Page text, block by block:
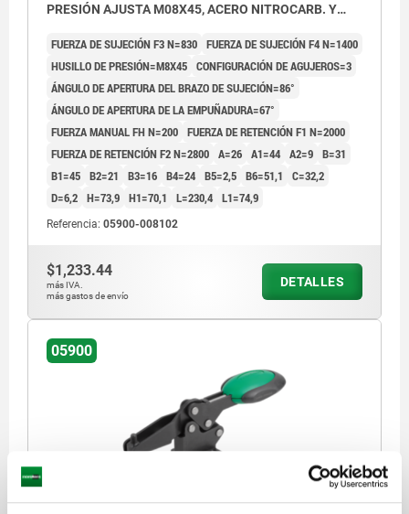
PRESIÓN AJUSTA M08X45, ACERO NITROCARB. Y
FUERZA DE SUJECIÓN F3 N=830 FUERZA DE SUJECIÓN F4 N=1400
HUSILLO DE PRESIÓN=M8X45 CONFIGURACIÓN DE AGUJEROS=3
ÁNGULO DE APERTURA DEL BRAZO DE SUJECIÓN=86°
ÁNGULO DE APERTURA DE LA EMPUÑADURA=67°
FUERZA MANUAL FH N=200 FUERZA DE RETENCIÓN F1 N=2000
FUERZA DE RETENCIÓN F2 N=2800 A=26 A1=44 A2=9 B=31
B1=45 B2=21 B3=16 B4=24 B5=2,5 B6=51,1
C=32,2
D=6,2 H=73,9 H1=70,1 L=230,4 L1=74,9
Referencia: 05900-008102
$1,233.44
más IVA.
más gastos de envío
DETALLES
05900
DISP.SUJ. RÁPIDA HORIZONTAL CON BLOQUEO DE